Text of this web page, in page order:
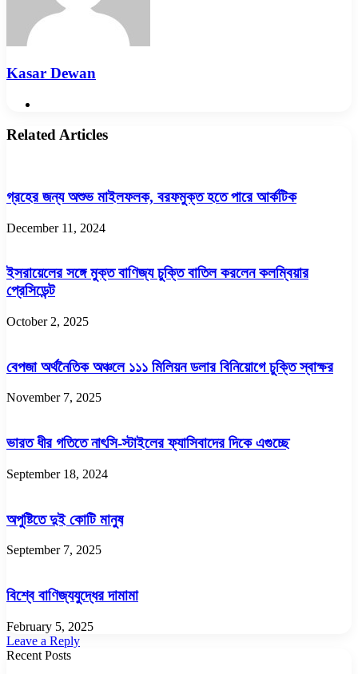
Kasar Dewan
Related Articles
গ্রহের জন্য অশুভ মাইলফলক, বরফমুক্ত হতে পারে আর্কটিক
December 11, 2024
ইসরায়েলের সঙ্গে মুক্ত বাণিজ্য চুক্তি বাতিল করলেন কলম্বিয়ার
প্রেসিডেন্ট
October 2, 2025
বেপজা অর্থনৈতিক অঞ্চলে ১১১ মিলিয়ন ডলার বিনিয়োগে চুক্তি স্বাক্ষর
November 7, 2025
ভারত ধীর গতিতে নাৎসি-স্টাইলের ফ্যাসিবাদের দিকে এগুচ্ছে
September 18, 2024
অপুষ্টিতে দুই কোটি মানুষ
September 7, 2025
বিশ্বে বাণিজ্যযুদ্ধের দামামা
February 5, 2025
Leave a Reply
Recent Posts